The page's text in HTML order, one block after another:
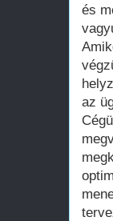
és
az